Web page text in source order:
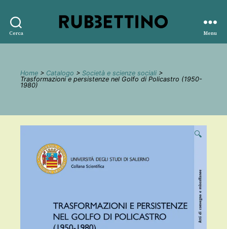
Cerca
editore
Menu
Home > Catalogo > Società e scienze sociali >
Trasformazioni e persistenze nel Golfo di Policastro (1950-
1980)
🔍